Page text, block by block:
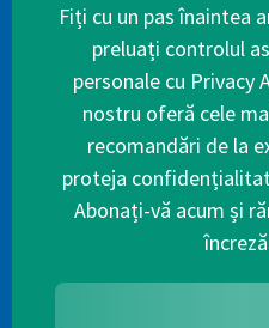
Fiți cu un pas înaintea
preluați controlul
personale cu
nostru oferă cele
recomandări de la
proteja
Abonați-vă acum și